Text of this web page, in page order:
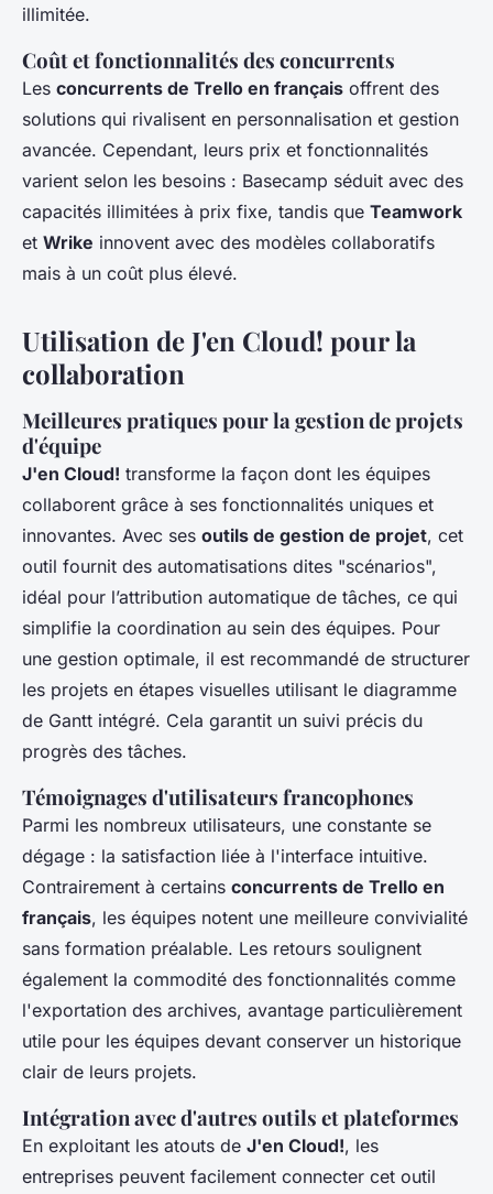
illimitée.
Coût et fonctionnalités des concurrents
Les concurrents de Trello en français offrent des
solutions qui rivalisent en personnalisation et gestion
avancée. Cependant, leurs prix et fonctionnalités
varient selon les besoins : Basecamp séduit avec des
capacités illimitées à prix fixe, tandis que Teamwork
et Wrike innovent avec des modèles collaboratifs
mais à un coût plus élevé.
Utilisation de J'en Cloud! pour la
collaboration
Meilleures pratiques pour la gestion de projets
d'équipe
J'en Cloud! transforme la façon dont les équipes
collaborent grâce à ses fonctionnalités uniques et
innovantes. Avec ses outils de gestion de projet, cet
outil fournit des automatisations dites "scénarios",
idéal pour l’attribution automatique de tâches, ce qui
simplifie la coordination au sein des équipes. Pour
une gestion optimale, il est recommandé de structurer
les projets en étapes visuelles utilisant le diagramme
de Gantt intégré. Cela garantit un suivi précis du
progrès des tâches.
Témoignages d'utilisateurs francophones
Parmi les nombreux utilisateurs, une constante se
dégage : la satisfaction liée à l'interface intuitive.
Contrairement à certains concurrents de Trello en
français, les équipes notent une meilleure convivialité
sans formation préalable. Les retours soulignent
également la commodité des fonctionnalités comme
l'exportation des archives, avantage particulièrement
utile pour les équipes devant conserver un historique
clair de leurs projets.
Intégration avec d'autres outils et plateformes
En exploitant les atouts de J'en Cloud!, les
entreprises peuvent facilement connecter cet outil